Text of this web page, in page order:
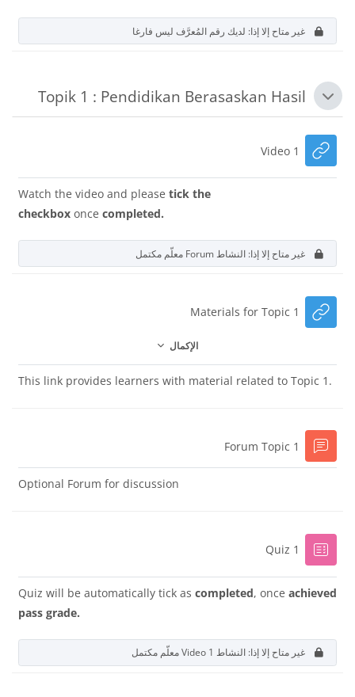
غير متاح إلا إذا: لديك رقم المُعرَّف ليس فارغا
طي Topik 1 : Pendidikan Berasaskan Hasil
Video 1رابط الكتروني
Watch the video and please tick the
checkbox once completed.
غير متاح إلا إذا: النشاطForum معلّم مكتمل
Materials for Topic 1
الإكمال
This link provides learners with material related to Topic 1.
Forum Topic 1
Optional Forum for discussion
Quiz 1
Quiz will be automatically tick as completed, once achieved
pass grade.
غير متاح إلا إذا: النشاط Video 1معلّم مكتمل